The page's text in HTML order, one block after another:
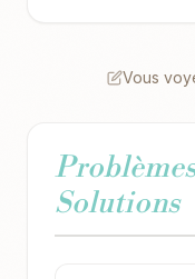
Vous
Solutions